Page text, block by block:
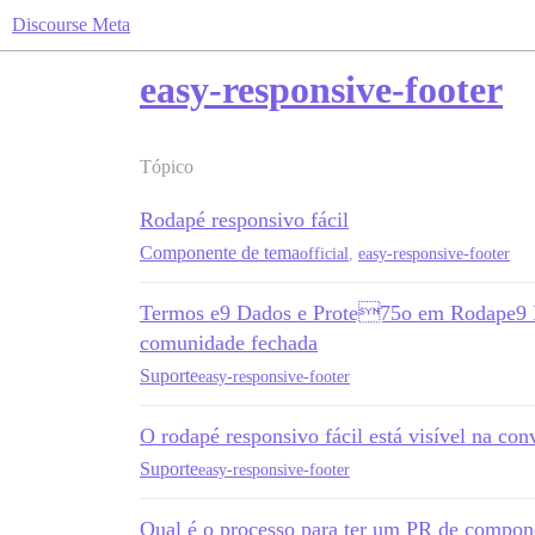
Discourse Meta
easy-responsive-footer
Tópico
Rodapé responsivo fácil
Componente de temaofficial easy-responsive-footer
Termos e9 Dados e Prote75o em
comunidade fechada
Suporteeasy-responsive-footer
O rodapé responsivo fácil está visível na
Suporteeasy-responsive-footer
Qual é o processo para ter um PR de